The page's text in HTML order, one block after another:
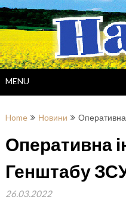
Skip
to
content
MENU
Home Новини
Оперативна
Генштабу
26.03.2022